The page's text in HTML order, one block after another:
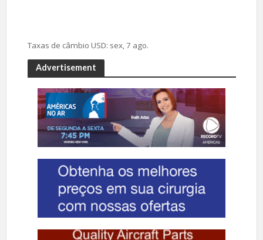
Taxas de câmbio USD: sex, 7 ago.
Advertisement